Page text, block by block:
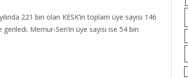
221 bin olan KESK’in toplam üye sayısı 146
Memur-Sen’in üye sayısı ise 54 bin